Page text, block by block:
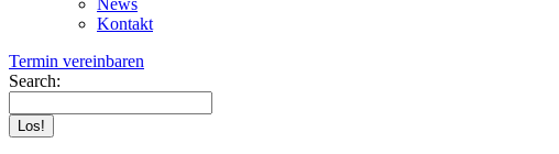
News
Kontakt
Termin vereinbaren
Search: